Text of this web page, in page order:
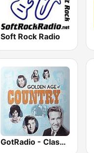
Soft Rock Radio
GotRadio - Classic Country